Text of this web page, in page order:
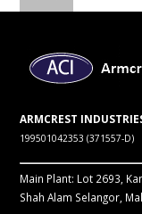
ARMCREST
199501042353 (371557-D)
Main Plant: Lot 2693,
Shah Alam Selangor,